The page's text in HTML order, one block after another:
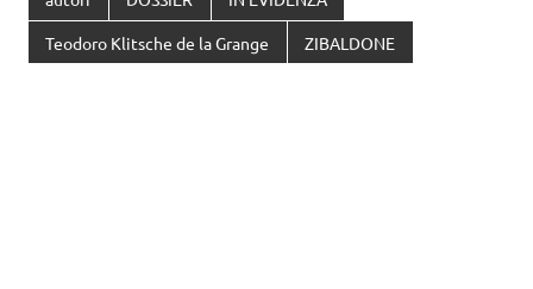
Teodoro Klitsche de la Grange ZIBALDONE